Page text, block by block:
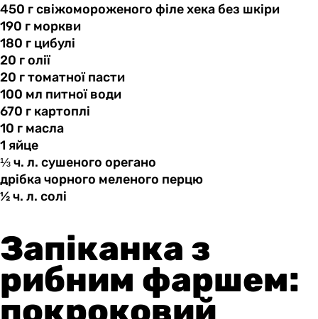
450 гсвіжомороженого філе хека без шкіри
190 г моркви
180 г цибулі
20 голії
20 гтоматноїпасти
100 мл питноїводи
670 г картоплі
10 г масла
1 яйце
⅓ ч. л. сушеного орегано
дрібка чорного меленого перцю
½ ч. л. солі
Запіканка з
рибним фаршем:
покроковий